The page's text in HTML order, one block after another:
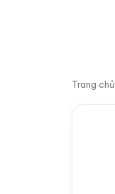
Trang chủ